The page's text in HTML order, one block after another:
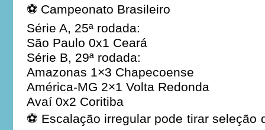
⚽ Campeonato Brasileiro
Série A, 25ª rodada:
São Paulo 0x1 Ceará
Série B, 29ª rodada:
Amazonas 1×3 Chapecoense
América-MG 2×1 Volta Redonda
Avaí 0x2 Coritiba
⚽ Escalação irregular pode tirar seleção